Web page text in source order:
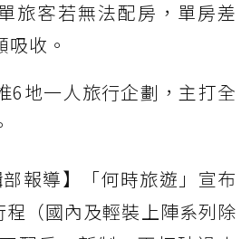
旅客若無法配房，單房差
吸收。
6地一人旅行企劃，主打全
部報導】「何時旅遊」宣布
（國內及輕裝上陣系列除